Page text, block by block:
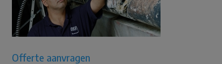
Offerte aanvragen